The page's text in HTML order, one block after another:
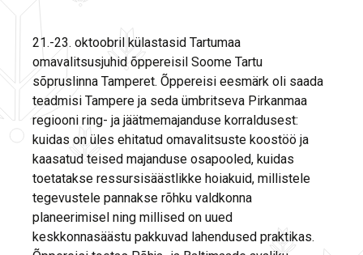
21.-23. oktoobril külastasid Tartumaa
omavalitsusjuhid õppereisil Soome Tartu
sõpruslinna Tamperet. Õppereisi eesmärk oli saada
teadmisi Tampere ja seda ümbritseva Pirkanmaa
regiooni ring- ja jäätmemajanduse korraldusest:
kuidas on üles ehitatud omavalitsuste koostöö ja
kaasatud teised majanduse osapooled, kuidas
toetatakse ressursisäästlikke hoiakuid, millistele
tegevustele pannakse rõhku valdkonna
planeerimisel ning millised on uued
keskkonnasäästu pakkuvad lahendused praktikas.